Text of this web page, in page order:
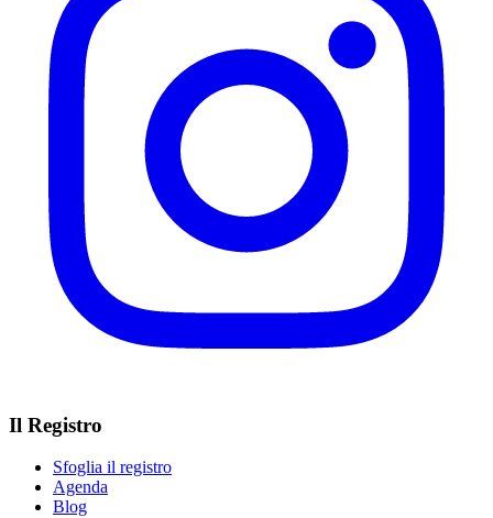
Il Registro
Sfoglia il registro
Agenda
Blog